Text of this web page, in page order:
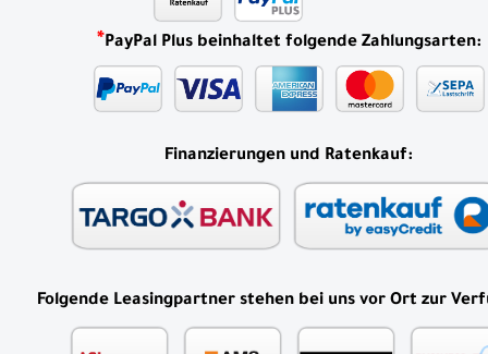
*PayPal Plus beinhaltet folgende Zahlungsarten:
Finanzierungen und Ratenkauf:
Folgende Leasingpartner stehen bei uns vor Ort zur